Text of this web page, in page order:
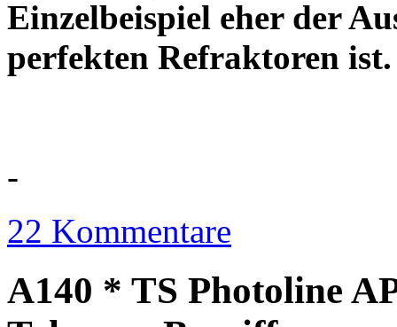
Einzelbeispiel eher der
perfekten
-
22 Kommentare
A140 * TS Photoline